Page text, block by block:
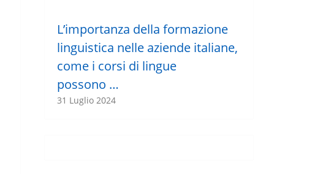
L’importanza della formazione
linguistica nelle aziende italiane,
come i corsi di lingue
possono …
31 Luglio 2024